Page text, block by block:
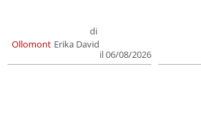
Ollomont
di
Erika David
il 06/08/2026